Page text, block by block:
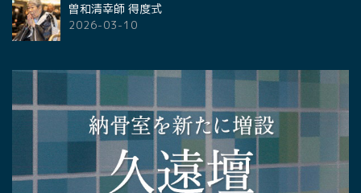
曽和清幸師 得度式
2026-03-10